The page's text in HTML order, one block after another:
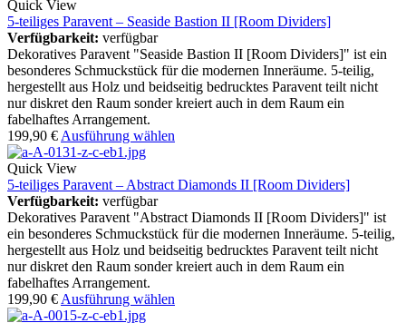
Quick View
5-teiliges Paravent – Seaside Bastion II [Room Dividers]
Verfügbarkeit: verfügbar
Dekoratives Paravent "Seaside Bastion II [Room Dividers]" ist ein
besonderes Schmuckstück für die modernen Inneräume. 5-teilig,
hergestellt aus Holz und beidseitig bedrucktes Paravent teilt nicht
nur diskret den Raum sonder kreiert auch in dem Raum ein
fabelhaftes Arrangement.
199,90 € Ausführung wählen
Quick View
5-teiliges Paravent – Abstract Diamonds II [Room Dividers]
Verfügbarkeit: verfügbar
Dekoratives Paravent "Abstract Diamonds II [Room Dividers]" ist
ein besonderes Schmuckstück für die modernen Inneräume. 5-teilig,
hergestellt aus Holz und beidseitig bedrucktes Paravent teilt nicht
nur diskret den Raum sonder kreiert auch in dem Raum ein
fabelhaftes Arrangement.
199,90 € Ausführung wählen